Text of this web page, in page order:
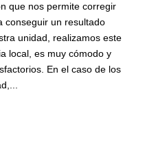
que nos permite corregir
conseguir un resultado
unidad, realizamos este
local, es muy cómodo y
En el caso de los